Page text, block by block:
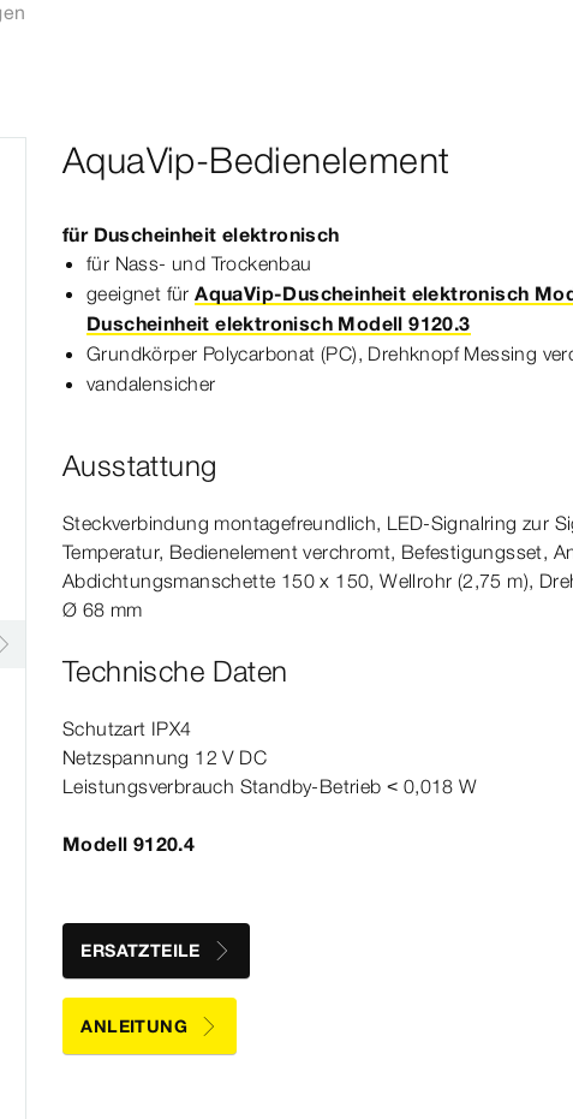
AquaVip-Bedienelement
für Duscheinheit elek­tronisch
für Nass- und Trockenbau
geeignet fürAquaVip-Duscheinheit elektronisch
Duscheinheit elektronisch Modell 9120.3
Grundkörper Polycarbonat (PC), Drehknopf Messing
vandalensicher
Ausstattung
Steckverbindung montagefreundlich, LED-​Signalring zur
Temperatur, Bedienelement verchromt, Befestigungsset,
Abdichtungsmanschette 150 x 150, Wellrohr (2,75 m),
Ø 68 mm
Technische Daten
Schutzart IPX4
Netzspannung 12 V DC
Leistungsverbrauch Standby-​Betrieb < 0,018 W
Modell 9120.4
ERSATZTEILE
ANLEITUNG